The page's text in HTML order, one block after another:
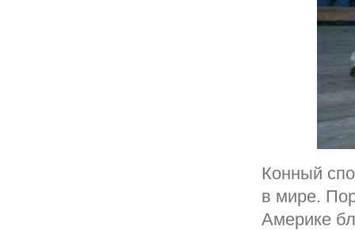
Конный
в мире.
Америке